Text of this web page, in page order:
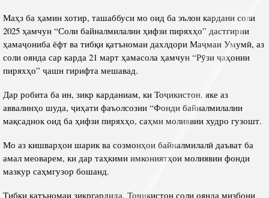
Маҳз ба ҳамин хотир, ташаббуси мо оид ба эълон кардани соли
2025 ҳамчун “Соли байналмилалии ҳифзи пиряхҳо” дастгирии
ҳамаҷониба ёфт ва тибқи қатъномаи дахлдори Маҷмаи Умумӣ, аз
соли оянда сар карда 21 март ҳамасола ҳамчун “Рӯзи ҷаҳонии
пиряхҳо” ҷашн гирифта мешавад.
Дар робита ба ин, зикр карданиам, ки Тоҷикистон, яке аз
аввалинҳо шуда, ҷиҳати фаъолсозии “Фонди байналмилалии
мақсаднок оид ба ҳифзи пиряхҳо, саҳми молиявии худро гузошт.
Мо аз кишварҳои шарик ва созмонҳои байналмилалӣ даъват ба
амал меоварем, ки дар таҳкими имкониятҳои молиявии фонди
мазкур саҳмгузор бошанд.
Тибқи қатъномаи зикргардида, Тоҷикистон соли оянда мизбони